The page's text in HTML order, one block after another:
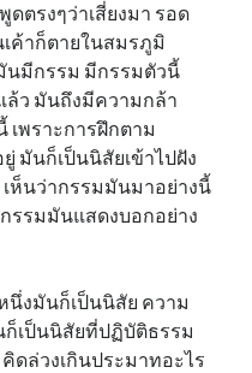
ตรงๆว่าเสี่ยงมา รอด
ค้าก็ตายในสมรภูมิ
นมีกรรม มีกรรมตัวนี้
ล้ว มันถึงมีความกล้า
พราะการฝึกตาม
มันก็เป็นนิสัยเข้าไปฝัง
เห็นว่ากรรมมันมาอย่างนี้
รรมมันแสดงบอกอย่าง
นึ่งมันก็เป็นนิสัย ความ
เป็นนิสัยที่ปฏิบัติธรรม
ดล่วงเกินประมาทอะไร